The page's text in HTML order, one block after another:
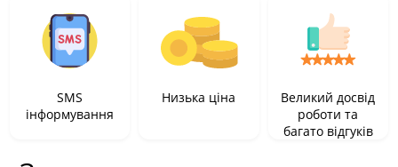
SMS
інформування
Низька ціна
Великий досвід
роботи та
багато відгуків